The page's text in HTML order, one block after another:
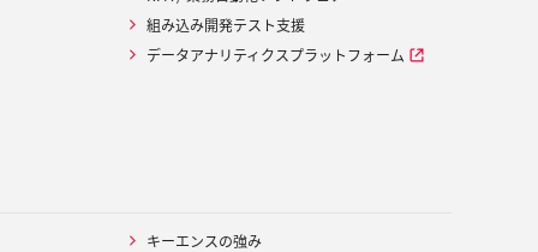
組み込み開発テスト支援
データアナリティクスプラットフォーム
キーエンスの強み